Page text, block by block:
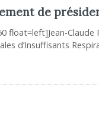
de
float=left]Jean-
d’Insuffisants